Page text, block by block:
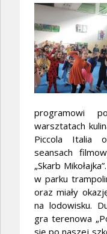
programowi
warsztatach
Piccola Italia
seansach
„Skarb
w parku
oraz miały
na lodowisku.
gra terenowa